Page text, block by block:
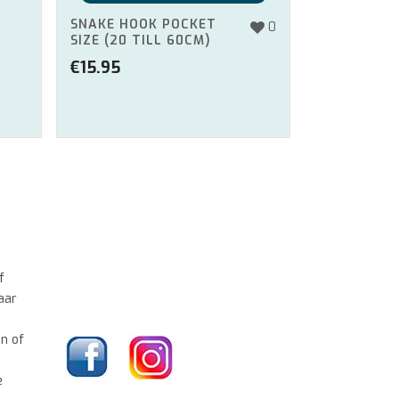
0
SNAKE HOOK POCKET
SIZE (20 TILL 60CM)
€15.95
of